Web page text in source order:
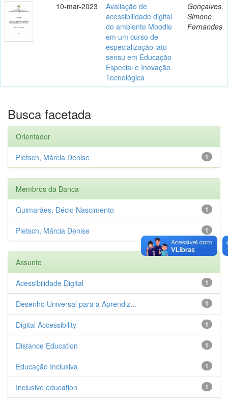
10-mar-2023
Avaliação de
acessibilidade digital
do ambiente Moodle
em um curso de
especialização lato
sensu em Educação
Especial e Inovação
Tecnológica
Gonçalves,
Simone
Fernandes
Busca facetada
Orientador
1
Pletsch, Márcia Denise
Membros da Banca
1
Guimarães, Décio Nascimento
1
Pletsch, Márcia Denise
Assunto
1
Acessibilidade Digital
1
Desenho Universal para a Aprendiz...
1
Digital Accessibility
1
Distance Education
1
Educação Inclusiva
1
Inclusive education